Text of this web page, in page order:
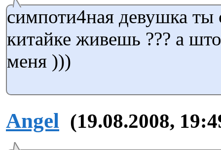
симпоти4ная девушка ты
китайке живешь ??? а
меня )))
Angel (19.08.2008,